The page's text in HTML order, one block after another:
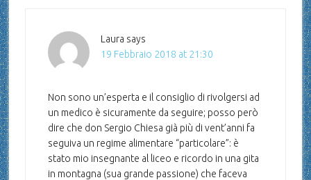
Laura says
19 Febbraio 2018 at 21:30
Non sono un’esperta e il consiglio di rivolgersi ad
un medico è sicuramente da seguire; posso però
dire che don Sergio Chiesa già più di vent’anni fa
seguiva un regime alimentare “particolare”: è
stato mio insegnante al liceo e ricordo in una gita
in montagna (sua grande passione) che faceva